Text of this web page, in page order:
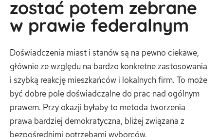
zostać potem zebrane
w prawie federalnym
Doświadczenia miast i stanów są na pewno ciekawe,
głównie ze względu na bardzo konkretne zastosowania
i szybką reakcję mieszkańców i lokalnych firm. To może
być dobre pole doświadczalne do prac nad ogólnym
prawem. Przy okazji byłaby to metoda tworzenia
prawa bardziej demokratyczna, bliżej związana z
bezpośrednimi potrzebami wyborców.